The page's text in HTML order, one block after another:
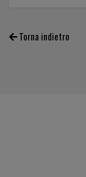
Torna indietro